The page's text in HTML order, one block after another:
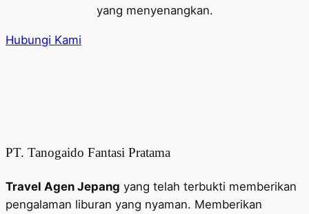
yang menyenangkan.
Hubungi Kami
PT. Tanogaido Fantasi Pratama
Travel Agen Jepang yang telah terbukti memberikan
pengalaman liburan yang nyaman. Memberikan